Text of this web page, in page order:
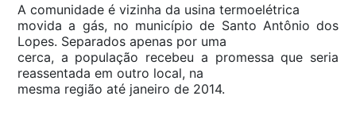
A comunidade é vizinha da usina termoelétrica
movida a gás, no município de Santo Antônio dos
Lopes. Separados apenas por uma
cerca, a população recebeu a promessa que seria
reassentada em outro local, na
mesma região até janeiro de 2014.